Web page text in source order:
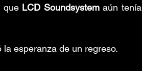
que LCD Soundsystem aún tenía
esperanza de un regreso.